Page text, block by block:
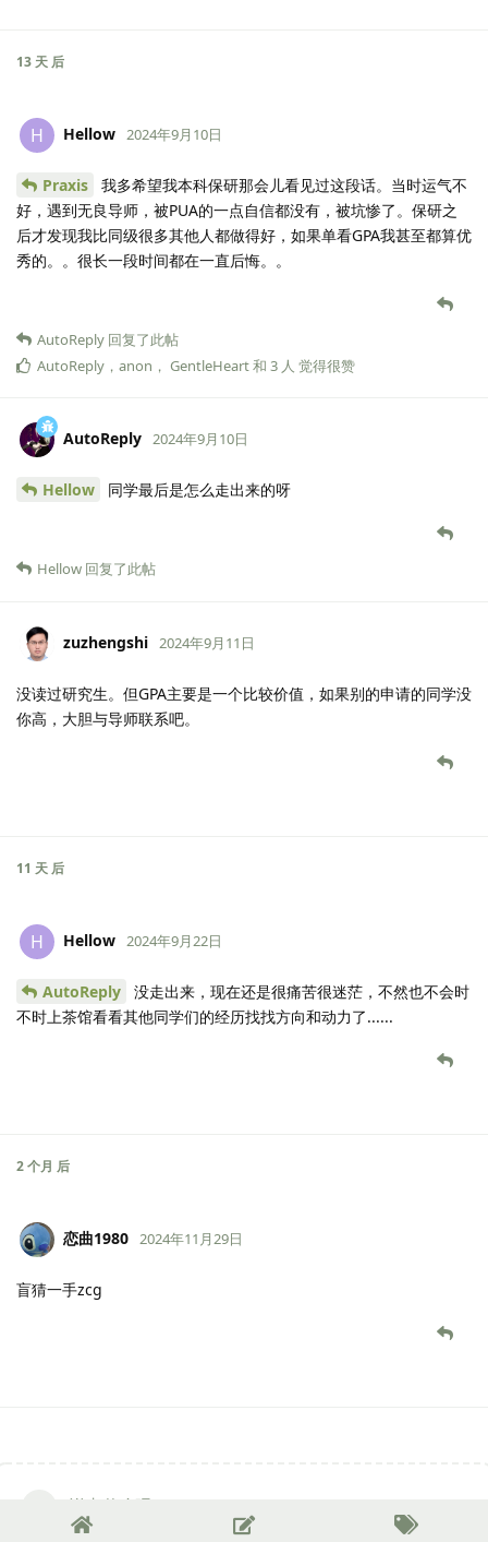
13 天 后
H Hellow 2024年9月10日
Praxis
我多希望我本科保研那会儿看见过这段话。当时运气不
好，遇到无良导师，被PUA的一点自信都没有，被坑惨了。保研之
后才发现我比同级很多其他人都做得好，如果单看GPA我甚至都算优
秀的。。很长一段时间都在一直后悔。。
AutoReply 回复了此帖
AutoReply ， anon ， GentleHeart和 3 人 觉得很赞
AutoReply 2024年9月10日
Hellow 同学最后是怎么走出来的呀
Hellow 回复了此帖
zuzhengshi 2024年9月11日
没读过研究生。但GPA主要是一个比较价值，如果别的申请的同学没
你高，大胆与导师联系吧。
11 天 后
H Hellow 2024年9月22日
AutoReply
没走出来，现在还是很痛苦很迷茫，不然也不会时
不时上茶馆看看其他同学们的经历找找方向和动力了......
2 个月 后
恋曲1980 2024年11月29日
盲猜一手zcg
说点什么吧...